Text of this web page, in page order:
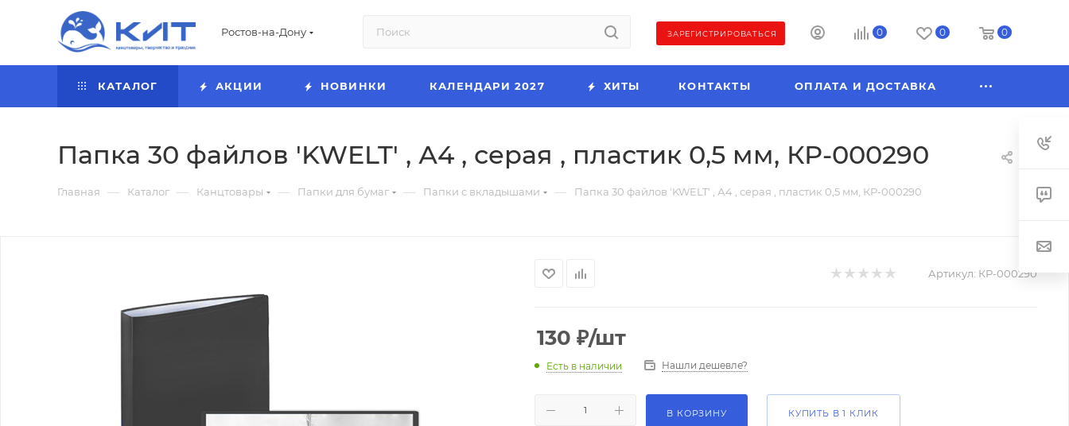
Ростов-на-Дону ЗАРЕГИСТРИРОВАТЬСЯ 0 0 0
КАТАЛОГ АКЦИИ НОВИНКИ КАЛЕНДАРИ 2027 ХИТЫ КОНТАКТЫ ОПЛАТА И ДОСТАВКА
Папка 30 файлов 'KWELT' , А4 , серая , пластик 0,5 мм, КР-000290
Главная — Каталог — Канцтовары — Папки для бумаг — Папки с вкладышами — Папка 30 файлов 'KWELT' , А4 , серая , пластик 0,5 мм, КР-000290
Артикул: КР-000290
130 ₽/шт
Есть в наличии Нашли дешевле?
В КОРЗИНУ КУПИТЬ В 1 КЛИК